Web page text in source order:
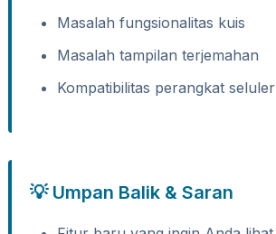
Masalah fungsionalitas kuis
Masalah tampilan terjemahan
Kompatibilitas perangkat seluler
💡 Umpan Balik & Saran